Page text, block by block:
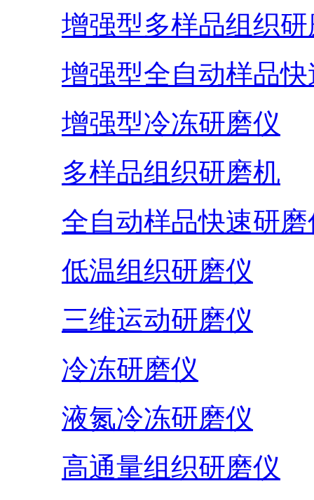
增强型多样品组织
增强型全自动样品
增强型冷冻研磨仪
多样品组织研磨机
全自动样品快速研磨
低温组织研磨仪
三维运动研磨仪
冷冻研磨仪
液氮冷冻研磨仪
高通量组织研磨仪